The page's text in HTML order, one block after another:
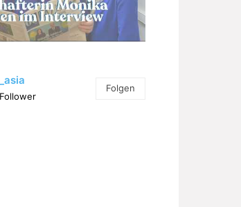
Follower
Folgen